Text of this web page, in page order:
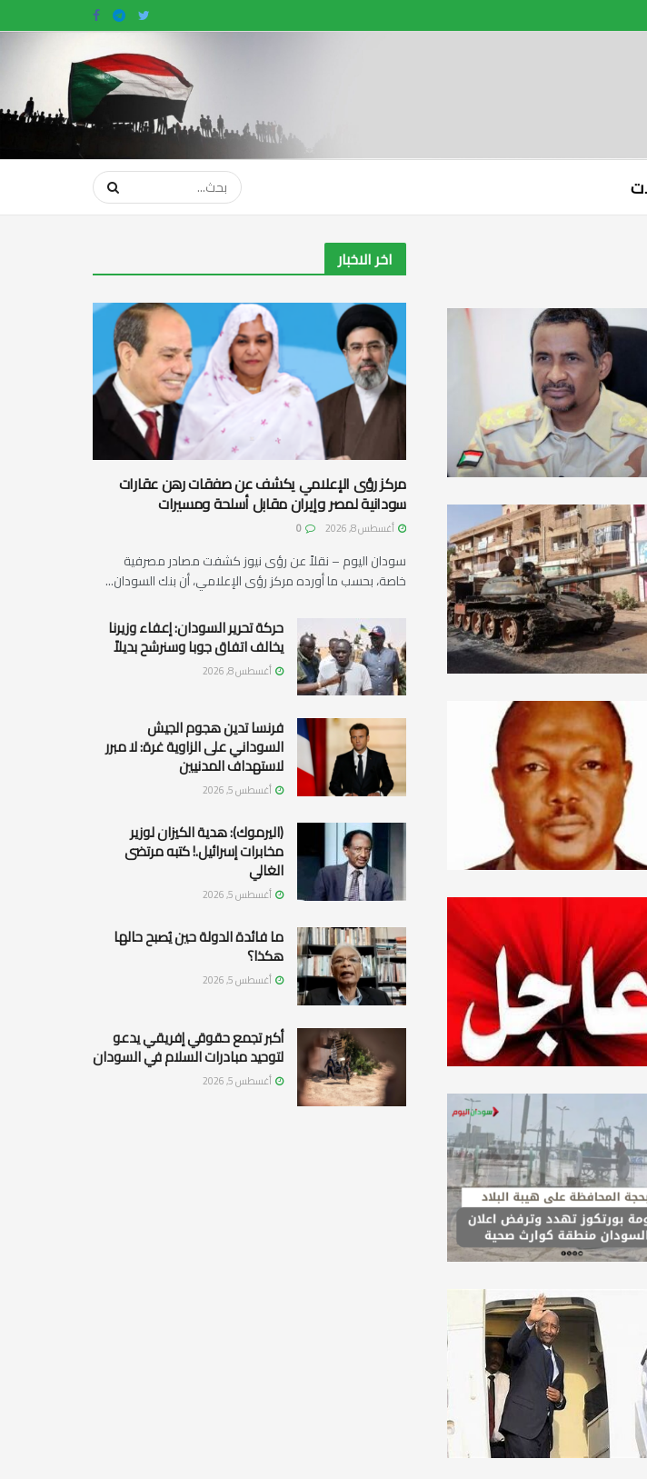
اخر الاخبار
مركز رؤى الإعلامي يكشف عن صفقات رهن عقارات
سودانية لمصر وإيران مقابل أسلحة ومسيرات
أغسطس 8, 2026
سودان اليوم – نقلاً عن رؤى نيوز كشفت مصادر مصرفية
خاصة، بحسب ما أورده مركز رؤى الإعلامي، أن بنك السودان...
حركة تحرير السودان: إعفاء وزيرنا
يخالف اتفاق جوبا وسنرشح بديلاً
أغسطس 8, 2026
فرنسا تدين هجوم الجيش
السوداني على الزاوية غرة: لا مبرر
لاستهداف المدنيين
أغسطس 5, 2026
(اليرموك): هدية الكيزان لوزير
مخابرات إسرائيل.! كتبه مرتضى
الغالي
أغسطس 5, 2026
ما فائدة الدولة حين يُصبح حالها
هكذا؟
أغسطس 5, 2026
أكبر تجمع حقوقي إفريقي يدعو
لتوحيد مبادرات السلام في السودان
أغسطس 5, 2026